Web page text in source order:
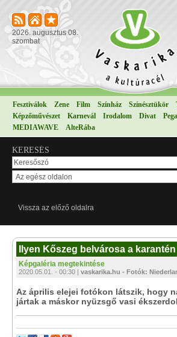
2026. augusztus 08.
szombat
Fesztiválok Zene Film Színház Színésztükör
Képzőművészet
Karnevál Irodalom Divat
MEDIAWAVE
AlteRába
KERESÉS
Vissza az előző oldalra
Ilyen Kőszeg belvárosa a
Képgaléria megtekintése
2020.05.01. - 00:30 | vaskarika.hu - Fotók:
Az április elejei fotókon látszik, hogy
jártak a máskor nyüzsgő vasi